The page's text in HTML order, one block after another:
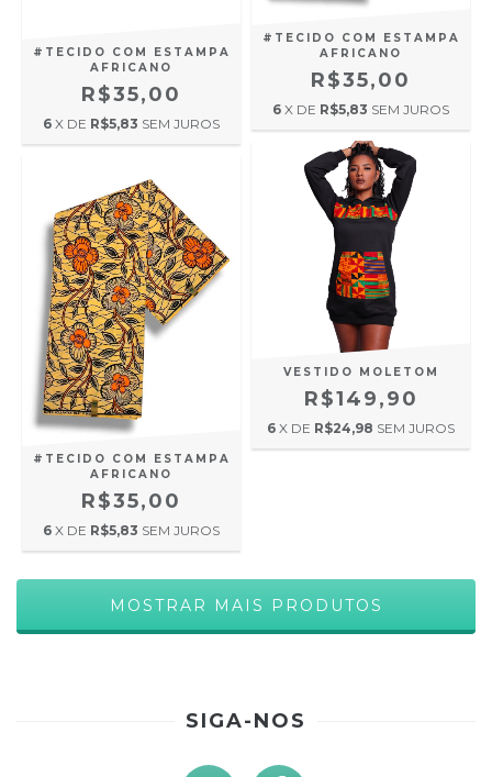
#TECIDO COM ESTAMPA
AFRICANO
R$35,00
6 X DE R$5,83 SEM JUROS
#TECIDO COM ESTAMPA
AFRICANO
R$35,00
6 X DE R$5,83 SEM JUROS
#TECIDO COM ESTAMPA
AFRICANO
R$35,00
6 X DE R$5,83 SEM JUROS
VESTIDO MOLETOM
R$149,90
6 X DE R$24,98 SEM JUROS
MOSTRAR MAIS PRODUTOS
SIGA-NOS